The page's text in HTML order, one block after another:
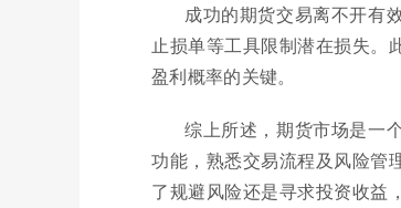
成功的期货交易离不开有
止损单等工具限制潜在损失。
盈利概率的关键。
综上所述，期货市场是一
功能，熟悉交易流程及风险管
了规避风险还是寻求投资收益